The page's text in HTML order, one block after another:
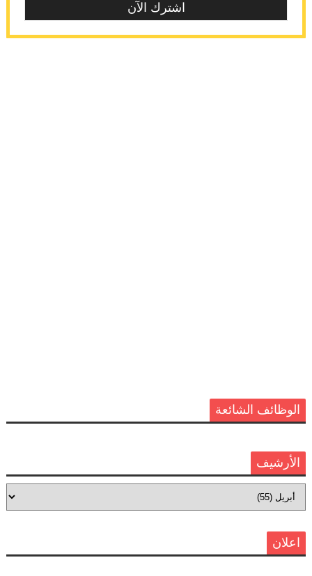
الوظائف الشائعة
الأرشيف
اعلان